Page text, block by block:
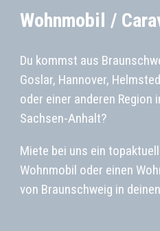
Wohnmobil /
Du kommst aus
Goslar, Hannover,
oder einer anderen Region
Sachsen-Anhalt?
Miete bei uns ein
Wohnmobil oder einen
von Braunschweig in